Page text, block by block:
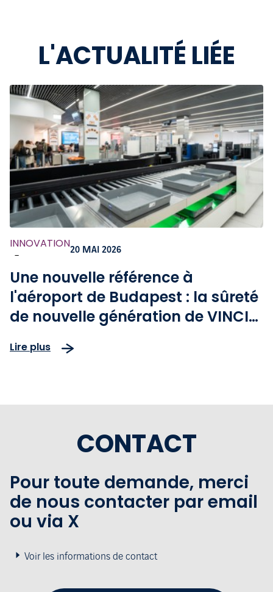
L'ACTUALITÉ LIÉE
INNOVATION
-
20 MAI 2026
Une nouvelle référence à
l'aéroport de Budapest : la sûreté
de nouvelle génération de VINCI
Lire plus
CONTACT
Pour toute demande, merci
de nous contacter par email
ou via X
Voir les informations de contact